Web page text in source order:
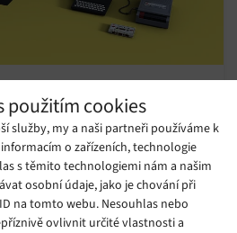
použitím cookies
služby, my a naši partneři používáme k
o zařízeních, technologie
s těmito technologiemi nám a našim
osobní údaje, jako je chování při
na tomto webu. Nesouhlas nebo
ovlivnit určité vlastnosti a
proti disketám a faxům
úrovni, pokud jde o pokročilé
lídrem v různých technologických